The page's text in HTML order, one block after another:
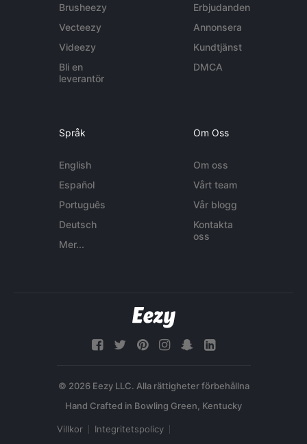
Brusheezy
Vecteezy
Videezy
Bli en
leverantör
Erbjudanden
Annonsera
Kundtjänst
DMCA
Språk
English
Español
Português
Deutsch
Mer...
Om Oss
Om oss
Vårt team
Vår blogg
Kontakta
oss
© 2026 Eezy LLC. Alla rättigheter förbehållna
Villkor Integritetspolicy